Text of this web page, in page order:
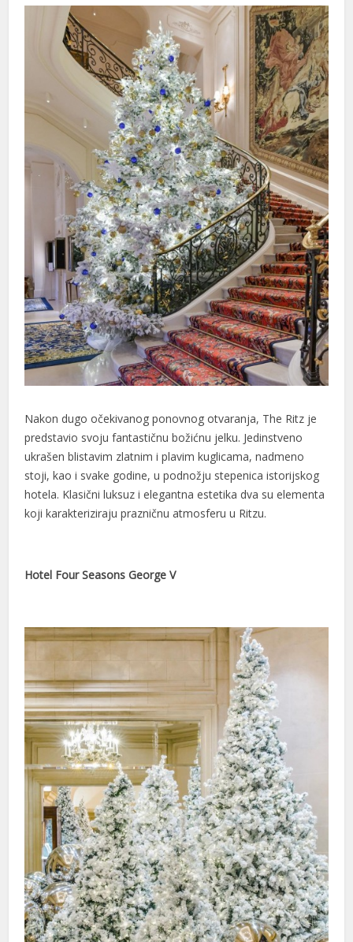
Nakon dugo očekivanog ponovnog otvaranja, The Ritz je
predstavio svoju fantastičnu božićnu jelku. Jedinstveno
ukrašen blistavim zlatnim i plavim kuglicama, nadmeno
stoji, kao i svake godine, u podnožju stepenica istorijskog
hotela. Klasični luksuz i elegantna estetika dva su elementa
koji karakteriziraju prazničnu atmosferu u Ritzu.
Hotel Four Seasons George V